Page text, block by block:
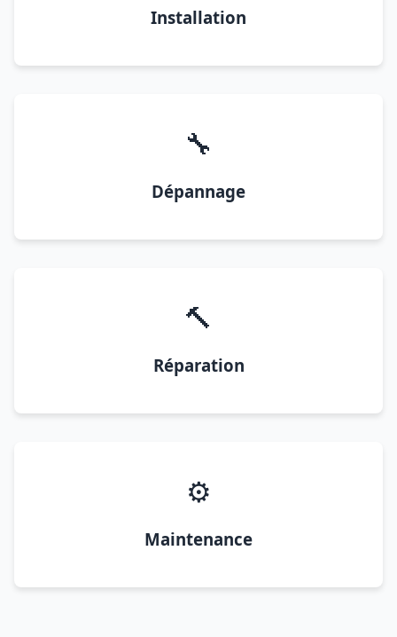
Installation
🔧
Dépannage
🔨
Réparation
⚙️
Maintenance